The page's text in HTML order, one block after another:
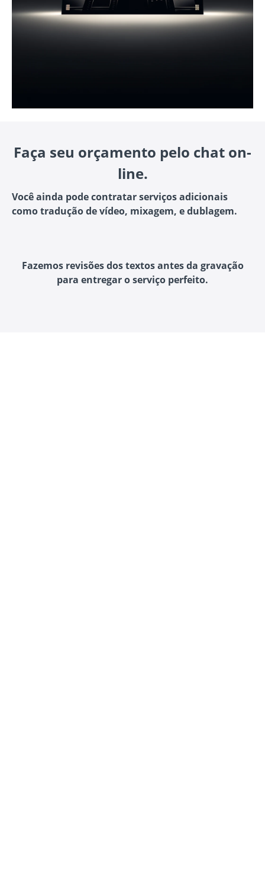
Faça seu orçamento pelo chat on-
line.
Você ainda pode contratar serviços adicionais
como tradução de vídeo, mixagem, e dublagem.
Fazemos revisões dos textos antes da gravação
para entregar o serviço perfeito.